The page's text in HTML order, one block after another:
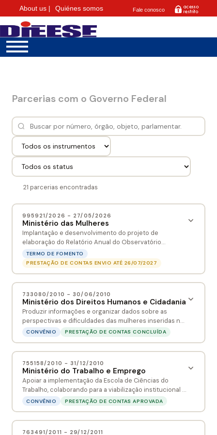
About us | Quiénes somos Fale conosco
Parcerias com o Governo Federal
21 parcerias encontradas
995921/2026 - 27/05/2026
Ministério das Mulheres
Implantação e desenvolvimento do projeto de
elaboração do Relatório Anual do Observatório
Brasileiro das Desigualdades.
TERMO DE FOMENTO
PRESTAÇÃO DE CONTAS ENVIO ATÉ 26/07/2027
de elaboração do Relatório Anual do
Observatório Brasileiro das Desigualdades.
INSTRUMENTO
NÚMERO
995921/2026
DATA DE ASSINATURA
27/05/2026
VIGÊNCIA
27/05/2026 - 27/05/2027
733080/2010 - 30/06/2010
Ministério dos Direitos Humanos e Cidadania
Produzir informações e organizar dados sobre as
perspectivas e dificuldades das mulheres inseridas no
mundo do trabalho, com vistas a subsidiar a elaboração
caracterização com dados qualitativos e quantitativos
sobre as mulheres no mercado de trabalho brasileiro;
Realizar um estudo qualitativo específico sobre o
trabalho doméstico e o trabalho das mulheres que se
dedicam aos afazeres domésticos; Produzir e divulgar
a publicação de bolso “Anuario das Mulheres”,
sintetizando dados e estatísticos voltados à mulher,
sobretudo a sua inserção no mundo do trabalho.
CONVÊNIO PRESTAÇÃO DE CONTAS CONCLUÍDA
sobre as perspectivas e dificuldades das
mulheres inseridas no mundo do trabalho,
com vistas a subsidiar a elaboração de
políticas públicas voltadas à eliminação da
desigualdade de gênero no mercado de
trabalho e na vida da mulher de forma geral;
755158/2010 - 31/12/2010
Ministério do Trabalho e Emprego
Apoiar a implementação da Escola de Ciências do
Trabalho, colaborando para a viabilização institucional e
pedagógica do início do curso de graduação de nível
CONVÊNIO PRESTAÇÃO DE CONTAS APROVADA
763491/2011 - 29/12/2011